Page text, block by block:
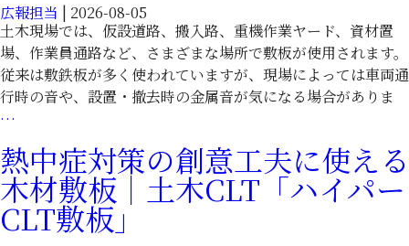
元
か
ら
｜
木
CLT「ハ
イ
パ
ー
CLT
広報担当 | 2026-08-05
土木現場では、仮設道路、搬入路、重機作業ヤード、資材置
場、作業員通路など、さまざまな場所で敷板が使用されます。
従来は敷鉄板が多く使われていますが、現場によっては車両通
行時の音や、設置・撤去時の金属音が気になる場合がありま
…
近
隣
対
策
熱中症対策の創意工夫に使える
木材敷板｜土木CLT「ハイパー
CLT敷板」